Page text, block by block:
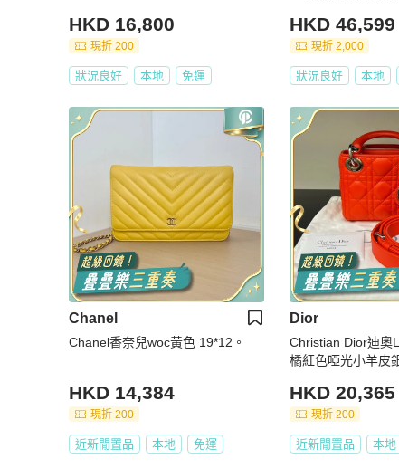
HKD 16,800
現折 200
狀況良好 本地 免運
HKD 46,599
現折 2,000
狀況良好 本地
Chanel
Chanel香奈兒woc黃色 19*12。
HKD 14,384
現折 200
近新閒置品 本地 免運
Dior
Christian Dior迪奧
橘紅色啞光小羊皮
HKD 20,365
現折 200
近新閒置品 本地